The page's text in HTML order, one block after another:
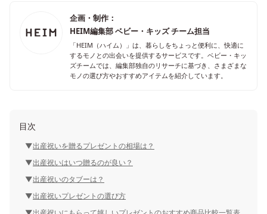
企画・制作：
HEIM編集部 ベビー・キッズ チーム担当
「HEIM（ハイム）」は、暮らしをちょっと便利に、快適に
するモノとの出会いを提供するサービスです。ベビー・キッ
ズチームでは、編集部独自のリサーチに基づき、さまざまな
モノの選び方やおすすめアイテムを紹介しています。
目次
出産祝いを贈るプレゼントの相場は？
出産祝いはいつ贈るのが良い？
出産祝いのタブーは？
出産祝いプレゼントの選び方